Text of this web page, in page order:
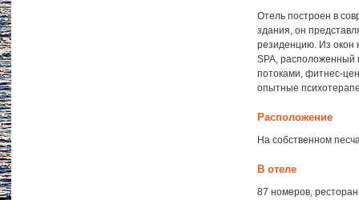
Отель построен в
здания, он
резиденцию. Из окон
SPA, расположенный
потоками, фитнес-
опытные
Расположение
На собственном
В отеле
87 номеров,